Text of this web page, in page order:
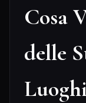
Cosa
delle